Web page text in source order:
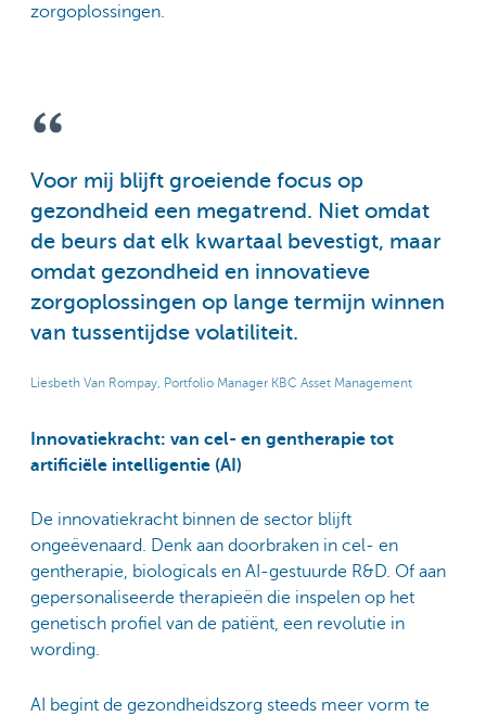
zorgoplossingen.
Voor mij blijft groeiende focus op
gezondheid een megatrend. Niet omdat
de beurs dat elk kwartaal bevestigt, maar
omdat gezondheid en innovatieve
zorgoplossingen op lange termijn winnen
van tussentijdse volatiliteit.
Liesbeth Van Rompay, Portfolio Manager KBC Asset Management
Innovatiekracht: van cel- en gentherapie tot
artificiële intelligentie (AI)
De innovatiekracht binnen de sector blijft
ongeëvenaard. Denk aan doorbraken in cel- en
gentherapie, biologicals en AI-gestuurde R&D. Of aan
gepersonaliseerde therapieën die inspelen op het
genetisch profiel van de patiënt, een revolutie in
wording.
AI begint de gezondheidszorg steeds meer vorm te